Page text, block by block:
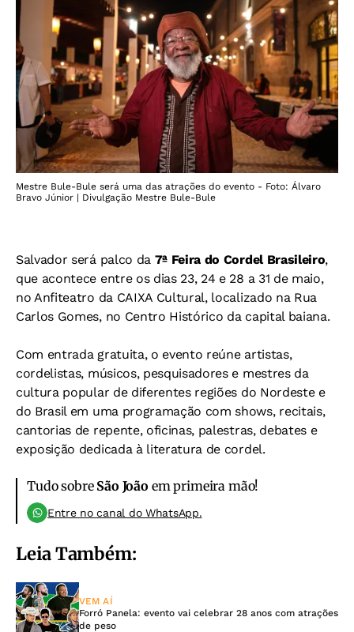
Mestre Bule-Bule será uma das atrações do evento - Foto: Álvaro
Bravo Júnior | Divulgação Mestre Bule-Bule
Salvador será palco da 7ª Feira do Cordel Brasileiro,
que acontece entre os dias 23, 24 e 28 a 31 de maio,
no Anfiteatro da CAIXA Cultural, localizado na Rua
Carlos Gomes, no Centro Histórico da capital baiana.
Com entrada gratuita, o evento reúne artistas,
cordelistas, músicos, pesquisadores e mestres da
cultura popular de diferentes regiões do Nordeste e
do Brasil em uma programação com shows, recitais,
cantorias de repente, oficinas, palestras, debates e
exposição dedicada à literatura de cordel.
Tudo sobre São João em primeira mão!
Entre no canal do WhatsApp.
Leia Também:
VEM AÍ
Forró Panela: evento vai celebrar 28 anos com atrações
de peso